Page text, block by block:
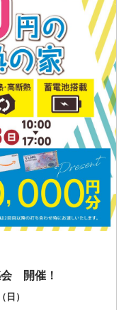
開催！
日）